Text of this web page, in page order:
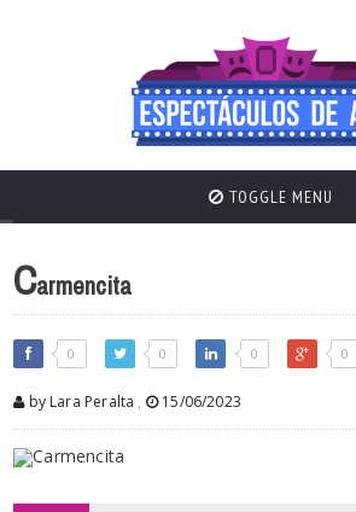
TOGGLE MENU
Carmencita
0 0 0 0
by Lara Peralta , 15/06/2023